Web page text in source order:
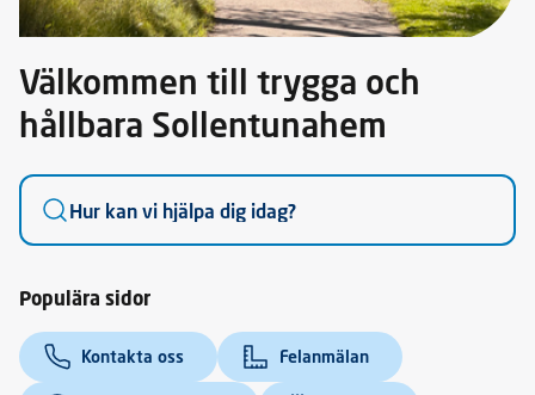
Välkommen till trygga och
hållbara Sollentunahem
Populära sidor
Kontakta oss Felanmälan